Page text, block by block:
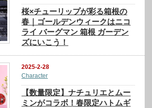
桜×チューリップが彩る箱根の
春｜ゴールデンウィークはニコ
ライ バーグマン 箱根 ガーデン
ズにいこう！
2025-2-28
Character
【数量限定】ナチュリエとムー
ミンがコラボ！春限定ハトムギ